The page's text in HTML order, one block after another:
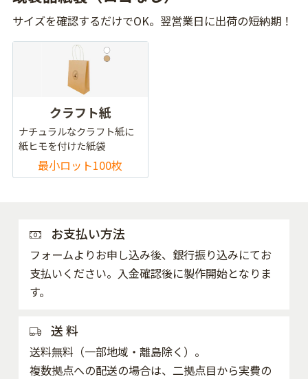
サイズを確認するだけでOK。翌営業日に出荷の短納期！
クラフト紙
ナチュラルなクラフト紙に
紙ヒモを付けた紙袋
最小ロット100枚
お支払い方法
フォームよりお申し込み後、銀行振り込みにてお
支払いください。入金確認後に製作開始となりま
す。
送 料
送料無料（一部地域・離島除く）。
複数拠点への配送の場合は、二拠点目から実費の